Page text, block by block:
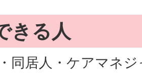
きる人
同居人・ケアマネ